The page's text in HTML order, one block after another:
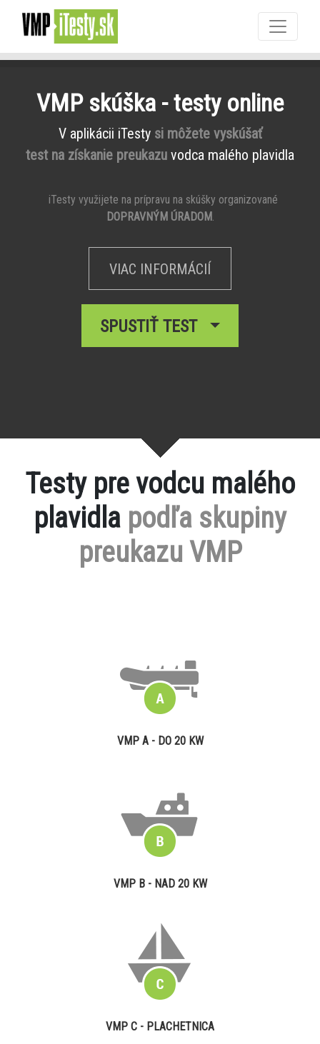
VMP skúška - testy online
V aplikácii iTesty si môžete vyskúšať
test na získanie preukazu vodca malého plavidla
iTesty využijete na prípravu na skúšky organizované
DOPRAVNÝM ÚRADOM.
VIAC INFORMÁCIÍ
SPUSTIŤ TEST
Testy pre vodcu malého
plavidla podľa skupiny
preukazu VMP
VMP A - DO 20 KW
VMP B - NAD 20 KW
VMP C - PLACHETNICA